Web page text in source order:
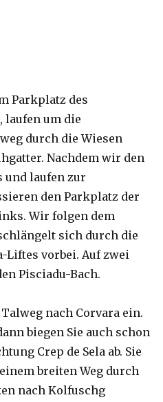
Parkplatz des
um die
durch die Wiesen
Nachdem wir den
und laufen zur
den Parkplatz der
Wir folgen dem
sich durch die
Liftes vorbei. Auf zwei
Pisciadu-Bach.
nach Corvara ein.
biegen Sie auch schon
Crep de Sela ab. Sie
breiten Weg durch
nach Kolfuschg